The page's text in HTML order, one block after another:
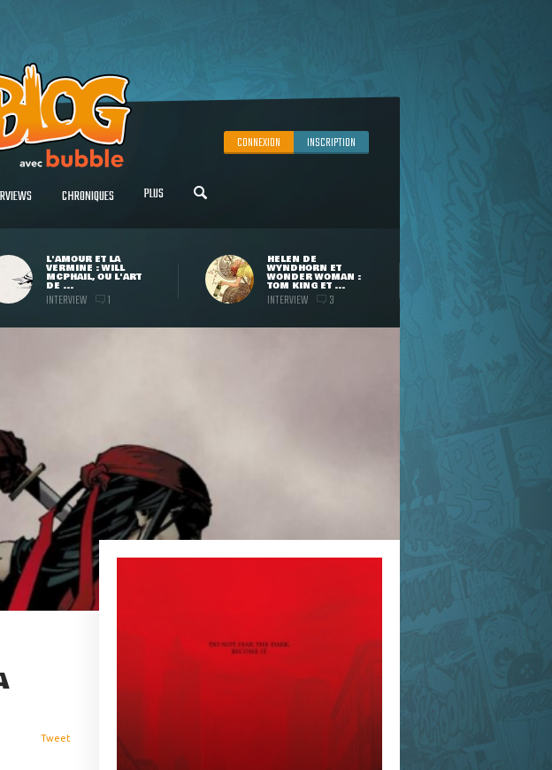
CONNEXION INSCRIPTION
CHRONIQUES PLUS
L'AMOUR ET LA
VERMINE : WILL
MCPHAIL, OU L'ART
DE ...
INTERVIEW 1
HELEN DE
WYNDHORN ET
WONDER WOMAN :
TOM KING ET ...
INTERVIEW 3
Tweet